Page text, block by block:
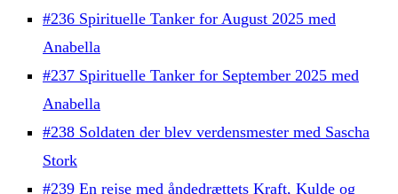
#236 Spirituelle Tanker for August 2025 med
Anabella
#237 Spirituelle Tanker for September 2025 med
Anabella
#238 Soldaten der blev verdensmester med Sascha
Stork
#239 En rejse med åndedrættets Kraft, Kulde og